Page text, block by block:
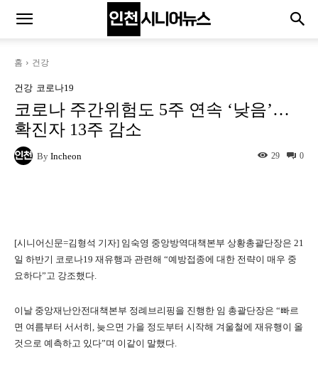
홈 건강
건강 코로나19
코로나 주간위험도 5주 연속 ‘낮음’…
확진자 13주 감소
By Incheon 0
29
[시니어신문=김형석 기자] 임숙영 중앙방역대책본부 상황총괄단장은 21
일 하반기 코로나19 재유행과 관련해 “예방접종에 대한 전략이 매우 중
요하다”고 강조했다.
이날 중앙재난안전대책본부 정례브리핑을 진행한 임 총괄단장은 “빠르
면 여름부터 서서히, 늦으면 가을 정도부터 시작해 겨울철에 재유행이 올
것으로 예측하고 있다”며 이같이 말했다.